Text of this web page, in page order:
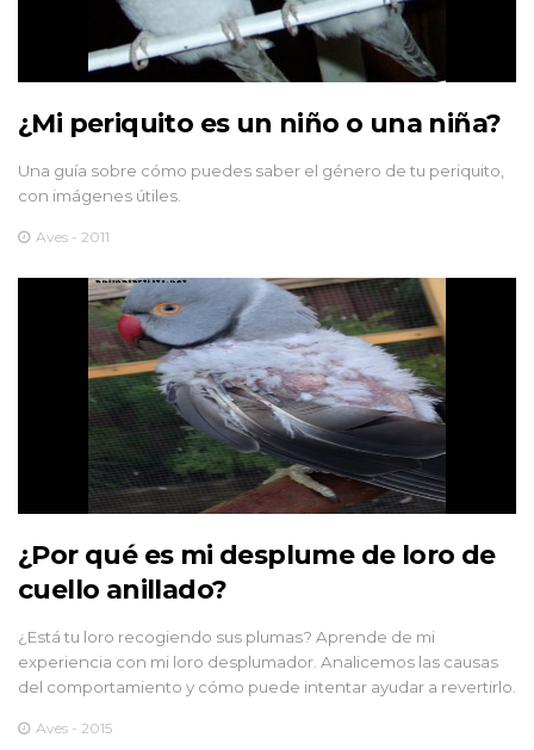
¿Mi periquito es un niño o una niña?
Una guía sobre cómo puedes saber el género de tu periquito,
con imágenes útiles.
Aves - 2011
¿Por qué es mi desplume de loro de
cuello anillado?
¿Está tu loro recogiendo sus plumas? Aprende de mi
experiencia con mi loro desplumador. Analicemos las causas
del comportamiento y cómo puede intentar ayudar a revertirlo.
Aves - 2015